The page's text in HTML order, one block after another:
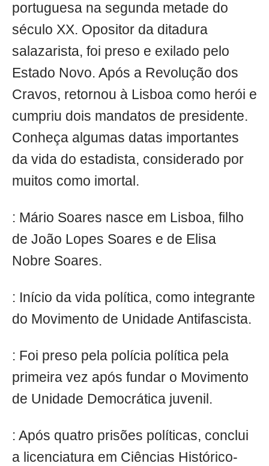
portuguesa na segunda metade do
século XX. Opositor da ditadura
salazarista, foi preso e exilado pelo
Estado Novo. Após a Revolução dos
Cravos, retornou à Lisboa como herói e
cumpriu dois mandatos de presidente.
Conheça algumas datas importantes
da vida do estadista, considerado por
muitos como imortal.
: Mário Soares nasce em Lisboa, filho
de João Lopes Soares e de Elisa
Nobre Soares.
: Início da vida política, como integrante
do Movimento de Unidade Antifascista.
: Foi preso pela polícia política pela
primeira vez após fundar o Movimento
de Unidade Democrática juvenil.
: Após quatro prisões políticas, conclui
a licenciatura em Ciências Histórico-